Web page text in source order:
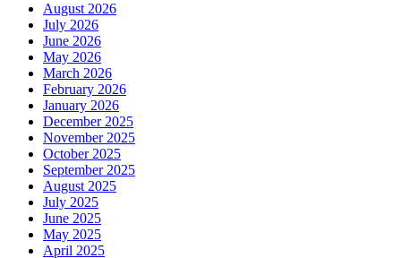
August 2026
July 2026
June 2026
May 2026
March 2026
February 2026
January 2026
December 2025
November 2025
October 2025
September 2025
August 2025
July 2025
June 2025
May 2025
April 2025